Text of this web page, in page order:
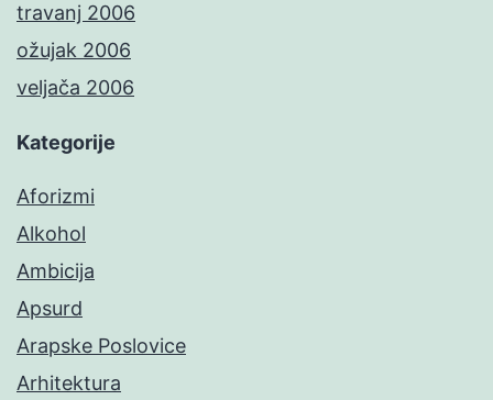
travanj 2006
ožujak 2006
veljača 2006
Kategorije
Aforizmi
Alkohol
Ambicija
Apsurd
Arapske Poslovice
Arhitektura